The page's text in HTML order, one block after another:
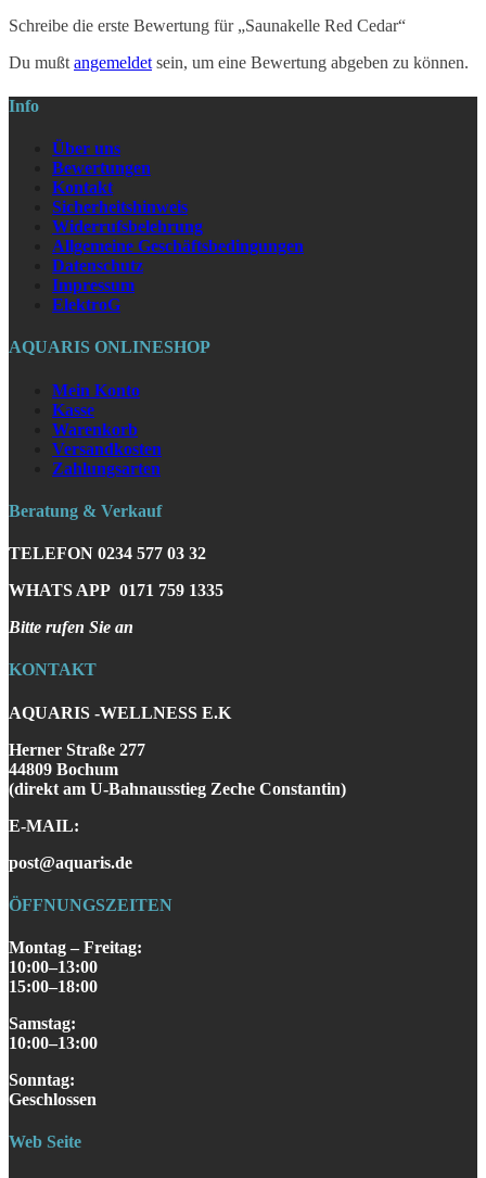
Schreibe die erste Bewertung für „Saunakelle Red Cedar“
Du mußtangemeldetsein, um eine Bewertung abgeben zu können.
Info
Über uns
Bewertungen
Kontakt
Sicherheitshinweis
Widerrufsbelehrung
Allgemeine Geschäftsbedingungen
Datenschutz
Impressum
ElektroG
AQUARIS ONLINESHOP
Mein Konto
Kasse
Warenkorb
Versandkosten
Zahlungsarten
Beratung & Verkauf
TELEFON 0234 577 03 32
WHATS APP 0171 759 1335
Bitte rufen Sie an
KONTAKT
AQUARIS -WELLNESS E.K
Herner Straße 277
44809 Bochum
(direkt am U-Bahnausstieg Zeche Constantin)
E-MAIL:
post@aquaris.de
ÖFFNUNGSZEITEN
Montag – Freitag:
10:00–13:00
15:00–18:00
Samstag:
10:00–13:00
Sonntag:
Geschlossen
Web Seite